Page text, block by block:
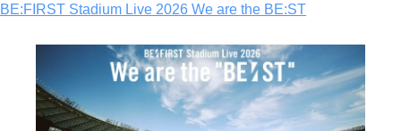
BE:FIRST Stadium Live 2026 We are the BE:ST